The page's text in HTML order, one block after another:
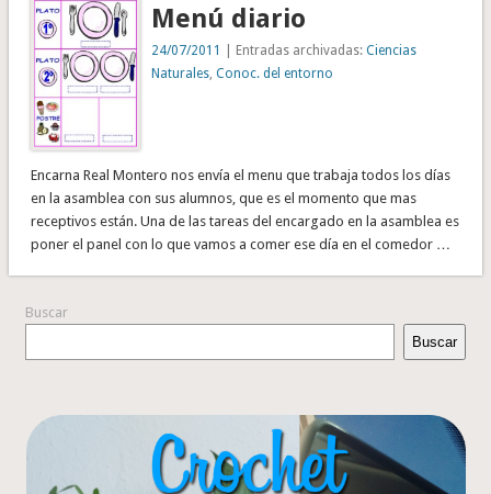
Menú diario
24/07/2011 | Entradas archivadas:Ciencias
Naturales ,Conoc. del entorno
Encarna Real Montero nos envía el menu que trabaja todos los días
en la asamblea con sus alumnos, que es el momento que mas
receptivos están. Una de las tareas del encargado en la asamblea es
poner el panel con lo que vamos a comer ese día en el comedor …
Buscar
Buscar